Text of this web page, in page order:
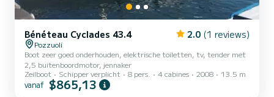
Bénéteau Cyclades 43.4 2.0 (1 reviews)
Pozzuoli
Boot zeer goed onderhouden, elektrische toiletten, tv, tender met
2,5 buitenboordmotor, jennaker
Zeilboot
Schipper verplicht 8 pers. 4 cabines 2008 13.5 m
vanaf $865,13